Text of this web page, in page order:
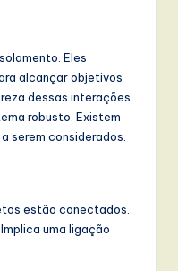
Eles
alcançar objetivos
dessas interações
robusto. Existem
serem considerados.
estão conectados.
uma ligação